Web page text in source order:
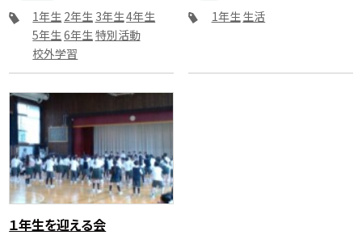
1年生 2年生 3年生4年生
5年生6年生特別活動
校外学習
1年生生活
１年生を迎える会